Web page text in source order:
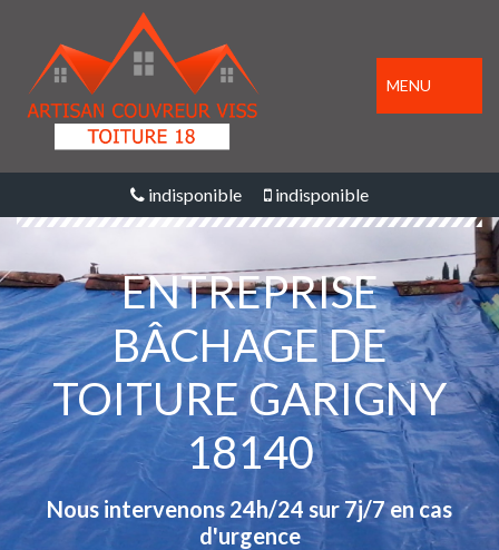
MENU
indisponible indisponible
ENTREPRISE
BÂCHAGE DE
TOITURE GARIGNY
18140
Nous intervenons 24h/24 sur 7j/7 en cas
d'urgence